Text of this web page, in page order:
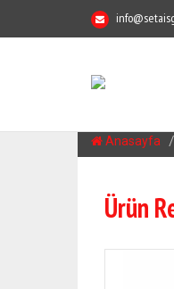
Anasayfa
Ürün